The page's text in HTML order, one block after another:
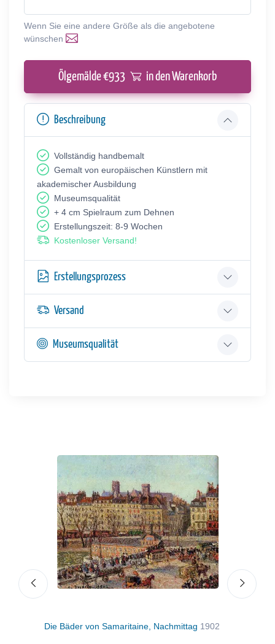
Wenn Sie eine andere Größe als die angebotene
wünschen
Ölgemälde €933 in den Warenkorb
Beschreibung
Vollständig handbemalt
Gemalt von europäischen Künstlern mit
akademischer Ausbildung
Museumsqualität
+ 4 cm Spielraum zum Dehnen
Erstellungszeit: 8-9 Wochen
Kostenloser Versand!
Erstellungsprozess
Versand
Museumsqualität
Die Bäder von Samaritaine, Nachmittag 1902